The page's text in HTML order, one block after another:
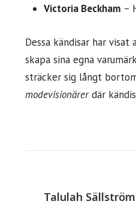
Victoria Beckham –
Dessa kändisar har
skapa sina egna
sträcker sig långt
modevisionärerdär
Talulah